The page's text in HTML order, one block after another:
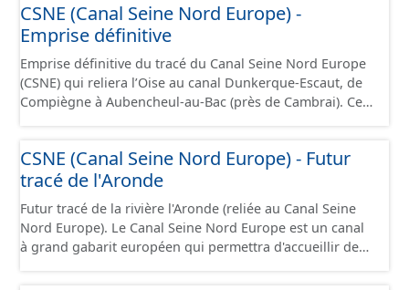
des Hospices.
Creil, afin d’accueillir des convois gabarit européen Vb
transportant jusqu’à 4 400 tonnes de marchandises. Ce
projet se situe au débouché sud du canal Seine-Nord
Europe, maillon central de la liaison fluviale Seine-
Escaut. Il s’étend sur 42 kilomètres de linéaire, depuis le
pont SNCF de Compiègne jusqu’à l’écluse de Creil, et
Cette ressource contient le périmètre de la déclaration
d'utilité publique (DUP).
CSNE (Canal Seine Nord Europe) -
Emprise définitive
Emprise définitive du tracé du Canal Seine Nord Europe
(CSNE) qui reliera l’Oise au canal Dunkerque-Escaut, de
Compiègne à Aubencheul-au-Bac (près de Cambrai). Ce
jusque 11,40 mètres de large, pouvant contenir 4 400
tonnes de marchandises, soit l'équivalent de 220
la partie du sud CSNE.
CSNE (Canal Seine Nord Europe) - Futur
tracé de l'Aronde
Futur tracé de la rivière l'Aronde (reliée au Canal Seine
Nord Europe). Le Canal Seine Nord Europe est un canal
à grand gabarit européen qui permettra d'accueillir des